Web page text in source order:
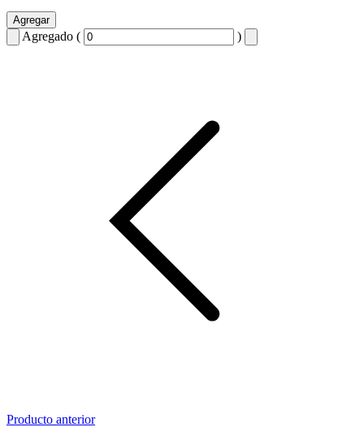
Agregar
Agregado ( )
Producto anterior